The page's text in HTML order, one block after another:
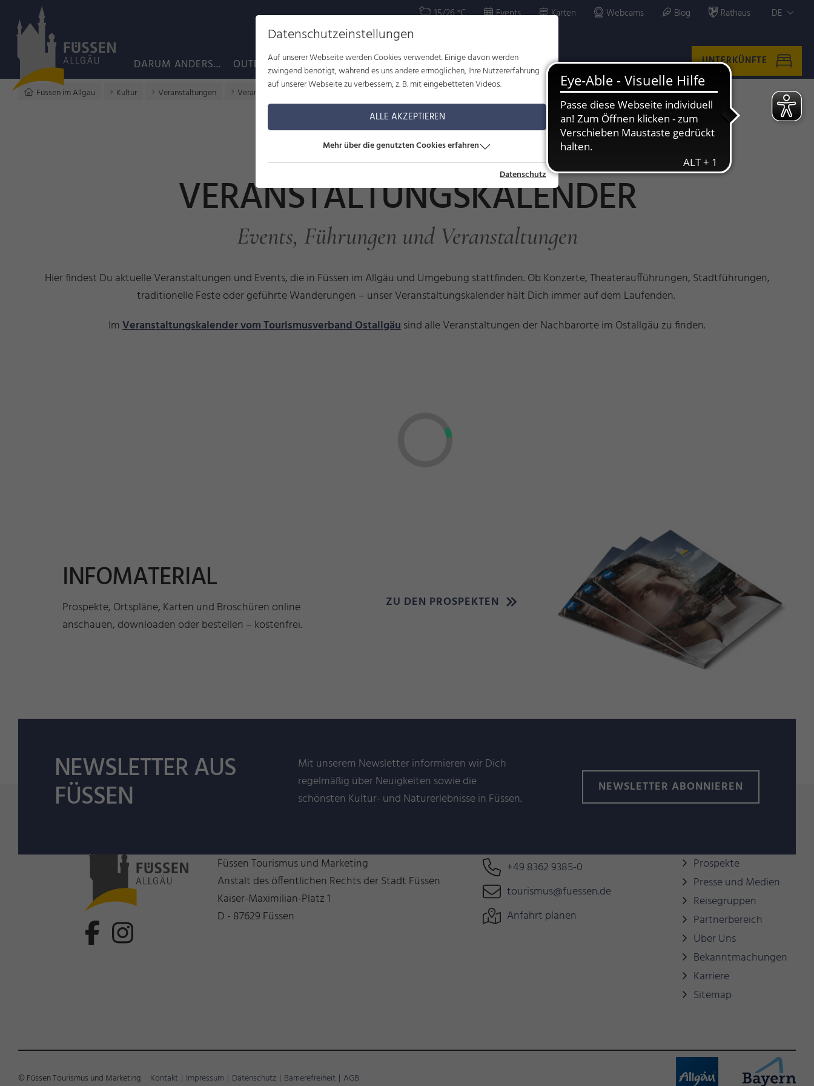
15/26 °C Events Karten Webcams Blog Rathaus DE
DARUM ANDERS... OUTDOOR KULTUR WOHLBEFINDEN FAMILIE SERVICE UNTERKÜNFTE
Füssen im Allgäu Kultur Veranstaltungen Veranstaltungskalender
VERANSTALTUNGSKALENDER
Events, Führungen und Veranstaltungen
Hier findest Du aktuelle Veranstaltungen und Events, die in Füssen im Allgäu und Umgebung stattfinden. Ob Konzerte, Theateraufführungen, Stadtführungen,
traditionelle Feste oder geführte Wanderungen – unser Veranstaltungskalender hält Dich immer auf dem Laufenden.
Im Veranstaltungskalender vom Tourismusverband Ostallgäusind alle Veranstaltungen der Nachbarorte im Ostallgäu zu finden.
INFOMATERIAL
Prospekte, Ortspläne, Karten und Broschüren online
anschauen, downloaden oder bestellen – kostenfrei.
ZU DEN PROSPEKTEN
NEWSLETTER AUS
FÜSSEN
Mit unserem Newsletter informieren wir Dich
regelmäßig über Neuigkeiten sowie die
schönsten Kultur- und Naturerlebnisse in Füssen.
NEWSLETTER ABONNIEREN
Füssen Tourismus und Marketing
Anstalt des öffentlichen Rechts der Stadt Füssen
Kaiser-Maximilian-Platz 1
D - 87629 Füssen
+49 8362 9385-0
tourismus@fuessen.de
Anfahrt planen
Prospekte
Presse und Medien
Reisegruppen
Partnerbereich
Über Uns
Bekanntmachungen
Karriere
Sitemap
© Füssen Tourismus und Marketing Kontakt | Impressum | Datenschutz | Barrierefreiheit | AGB
Datenschutzeinstellungen
Auf unserer Webseite werden Cookies verwendet. Einige davon werden
zwingend benötigt, während es uns andere ermöglichen, Ihre Nutzererfahrung
auf unserer Webseite zu verbessern, z. B. mit eingebetteten Videos.
ALLE AKZEPTIEREN
Mehr über die genutzten Cookies erfahren
Datenschutz